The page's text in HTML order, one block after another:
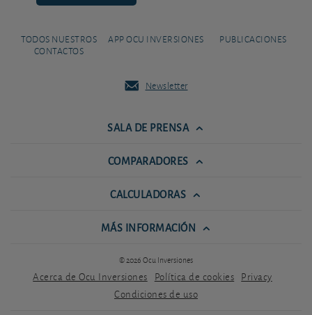
TODOS NUESTROS
CONTACTOS
APP OCU INVERSIONES PUBLICACIONES
Newsletter
SALA DE PRENSA
COMPARADORES
CALCULADORAS
MÁS INFORMACIÓN
© 2026 Ocu Inversiones
Acerca de Ocu Inversiones Política de cookies Privacy
Condiciones de uso